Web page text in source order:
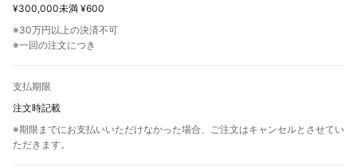
¥300,000未満 ¥600
※30万円以上の決済不可
※一回の注文につき
支払期限
注文時記載
※期限までにお支払いいただけなかった場合、ご注文はキャンセルとさせてい
ただきます。